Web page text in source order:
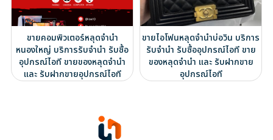
ขายคอมพิวเตอร์หลุดจำนำ
หนองใหญ่ บริการรับจำนำ รับซื้อ
อุปกรณ์ไอที ขายของหลุดจำนำ
และ รับฝากขายอุปกรณ์ไอที
ขายไอโฟนหลุดจำนำบ่อวิน บริการ
รับจำนำ รับซื้ออุปกรณ์ไอที ขาย
ของหลุดจำนำ และ รับฝากขาย
อุปกรณ์ไอที